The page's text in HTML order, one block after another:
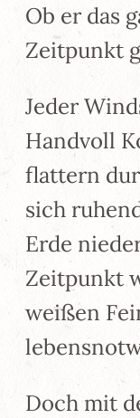
Ob er das
Zeitpunkt
Jeder
Handvoll
flattern
sich
Erde
Zeitpunkt
weißen
Doch mit